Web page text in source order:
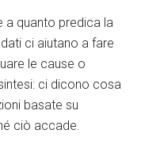
a quanto predica la
dati ci aiutano a fare
le cause o
ci dicono cosa
basate su
ciò accade.